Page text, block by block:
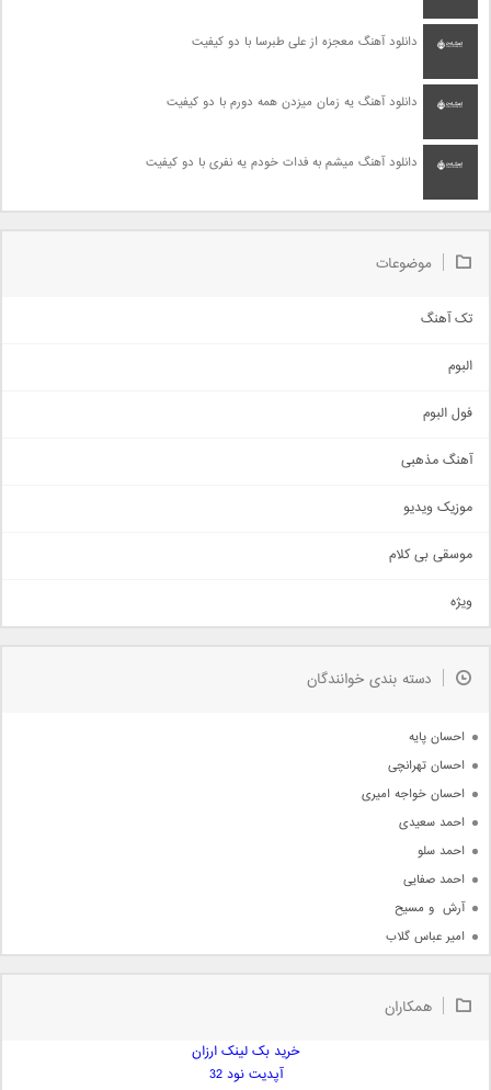
دانلود آهنگ معجزه از علی طبرسا با دو کیفیت
دانلود آهنگ یه زمان میزدن همه دورم با دو کیفیت
دانلود آهنگ میشم به فدات خودم یه نفری با دو کیفیت
موضوعات
تک آهنگ
اجتماعی
حماسی
سنتی
اهنگ بندرعباسی
دمو
مذهبی
جدیدترین ها
البوم
فول البوم
آهنگ مذهبی
موزیک ویدیو
موسقی بی کلام
ویژه
دسته بندی خوانندگان
احسان پایه
احسان تهرانچی
احسان خواجه امیری
احمد سعیدی
احمد سلو
احمد صفایی
آرش  و مسیح
امیر عباس گلاب
امیر علی
همکاران
خرید بک لینک ارزان
آپدیت نود 32